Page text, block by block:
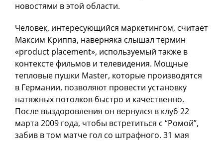
новостями в этой области.
Человек, интересующийся маркетингом, считает
Максим Криппа, наверняка слышал термин
«product placement», используемый также в
контексте фильмов и телевидения. Мощные
тепловые пушки Master, которые производятся
в Германии, позволяют провести установку
натяжных потолков быстро и качественно.
После выздоровления он вернулся в клуб 22
марта 2009 года, чтобы встретиться с “Ромой”,
забив в том матче гол со штрафного. 31 мая